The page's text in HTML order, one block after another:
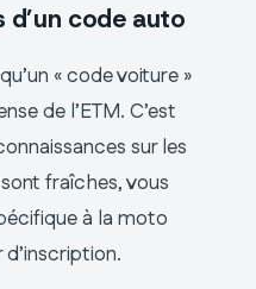
d’un code auto
« code voiture »
de l’ETM. C’est
sur les
fraîches, vous
à la moto